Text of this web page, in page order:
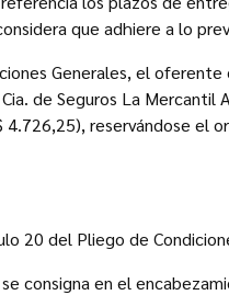
que adhiere a lo
Generales, el
de Seguros La Mercantil
reservándose el
20 del Pliego de
consigna en el